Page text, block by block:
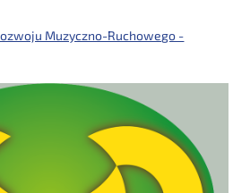
Muzyczno-Ruchowego -